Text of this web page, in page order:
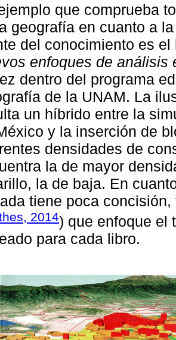
que comprueba
geografía en cuanto a
del conocimiento es
enfoques de análisis
dentro del programa
de la UNAM. La
un híbrido entre la
y la inserción de
densidades de
la de mayor
la de baja. En
tiene poca
2014) que enfoque el
para cada libro.